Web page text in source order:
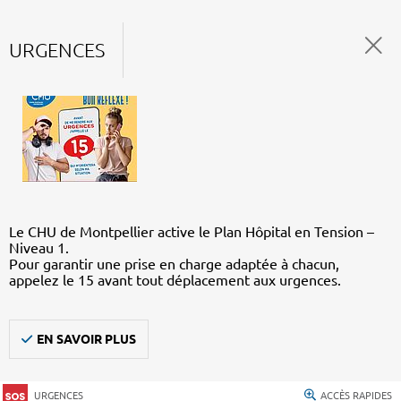
URGENCES
Le CHU de Montpellier active le Plan Hôpital en Tension –
Niveau 1.
Pour garantir une prise en charge adaptée à chacun,
appelez le 15 avant tout déplacement aux urgences.
EN SAVOIR PLUS
URGENCES ACCÈS RAPIDES